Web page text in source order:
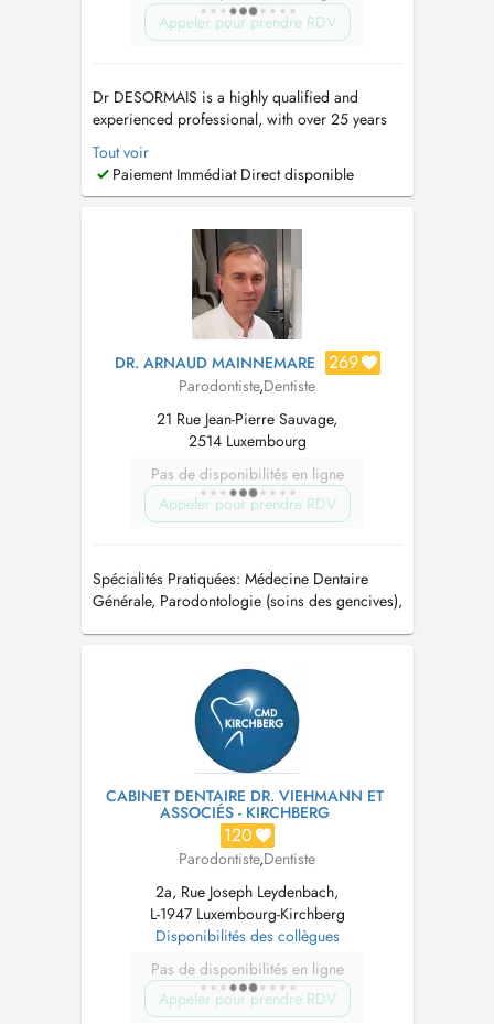
Appeler pour prendre RDV
Dr DESORMAIS is a highly qualified and
experienced professional, with over 25 years
of Dental Experience, spanning 4 continents.
(Europe, Asia, Africa, America). Ancien
Praticien hospitalier. These en parodontologie-
implantologie depuis 2002. Contacter ...
Tout voir
Paiement Immédiat Direct disponible
DR. ARNAUD MAINNEMARE 269
Parodontiste,Dentiste
21 Rue Jean-Pierre Sauvage,
2514 Luxembourg
Pas de disponibilités en ligne
Appeler pour prendre RDV
Spécialités Pratiquées: Médecine Dentaire
Générale, Parodontologie (soins des gencives),
CABINET DENTAIRE DR. VIEHMANN ET
ASSOCIÉS - KIRCHBERG
120
Parodontiste,Dentiste
2a, Rue Joseph Leydenbach,
L-1947 Luxembourg-Kirchberg
Disponibilités des collègues
Pas de disponibilités en ligne
Appeler pour prendre RDV